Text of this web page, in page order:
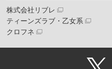
株式会社リブレ
ティーンズラブ・乙女系
クロフネ